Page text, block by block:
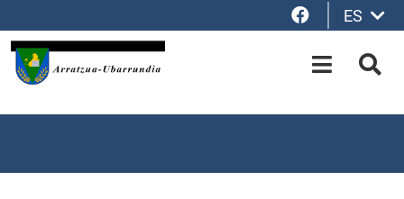
Facebook
ES
OPEN-